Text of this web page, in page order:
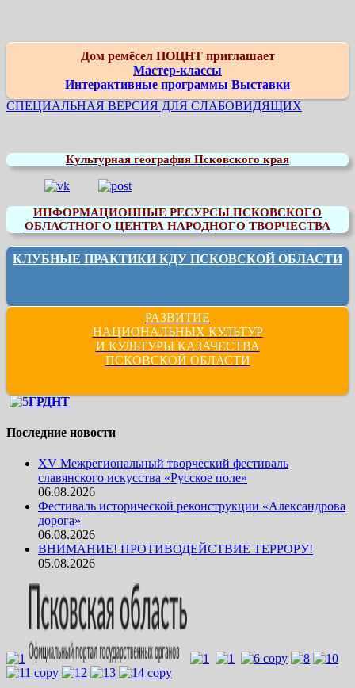
Дом ремёсел ПОЦНТ приглашает
Мастер-классы
Интерактивные программы Выставки
СПЕЦИАЛЬНАЯ ВЕРСИЯ ДЛЯ СЛАБОВИДЯЩИХ
Культурная география Псковского края
ИНФОРМАЦИОННЫЕ РЕСУРСЫ ПСКОВСКОГО
ОБЛАСТНОГО ЦЕНТРА НАРОДНОГО ТВОРЧЕСТВА
КЛУБНЫЕ ПРАКТИКИ КДУ ПСКОВСКОЙ ОБЛАСТИ
РАЗВИТИЕ
НАЦИОНАЛЬНЫХ КУЛЬТУР
И КУЛЬТУРЫ КАЗАЧЕСТВА
ПСКОВСКОЙ ОБЛАСТИ
ГРДНТ
Последние новости
XV Межрегиональный творческий фестиваль
славянского искусства «Русское поле»
06.08.2026
Фестиваль исторической реконструкции «Александрова
дорога»
06.08.2026
ВНИМАНИЕ! ПРОТИВОДЕЙСТВИЕ ТЕРРОРУ!
05.08.2026